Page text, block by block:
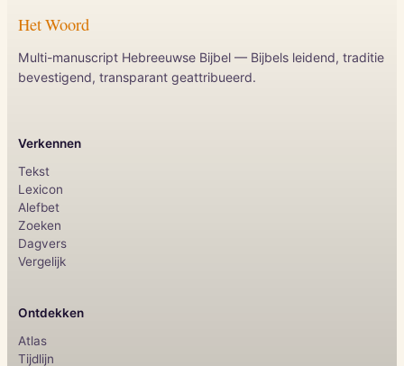
Het Woord
Multi-manuscript Hebreeuwse Bijbel — Bijbels leidend, traditie
bevestigend, transparant geattribueerd.
Verkennen
Tekst
Lexicon
Alefbet
Zoeken
Dagvers
Vergelijk
Ontdekken
Atlas
Tijdlijn